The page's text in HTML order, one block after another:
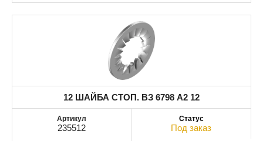
12 ШАЙБА СТОП. ВЗ 6798 A2 12
235512 Под заказ